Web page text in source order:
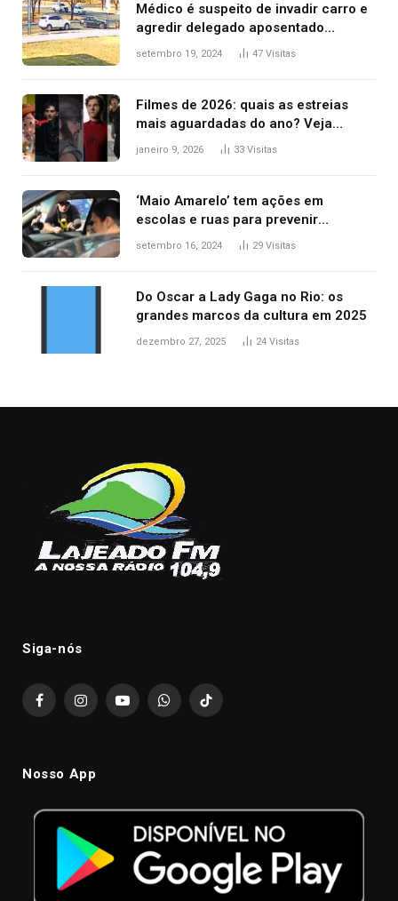
Médico é suspeito de invadir carro e
agredir delegado aposentado
durante confusão no trânsito
setembro 19, 2024 47 Visitas
Filmes de 2026: quais as estreias
mais aguardadas do ano? Veja
principais lançamentos do cinema
janeiro 9, 2026 33 Visitas
‘Maio Amarelo’ tem ações em
escolas e ruas para prevenir
acidentes no trânsito no AP
setembro 16, 2024 29 Visitas
Do Oscar a Lady Gaga no Rio: os
grandes marcos da cultura em 2025
dezembro 27, 2025 24 Visitas
Siga-nós
FacebookInstagramYouTubeWhatsAppTikTok
Nosso App